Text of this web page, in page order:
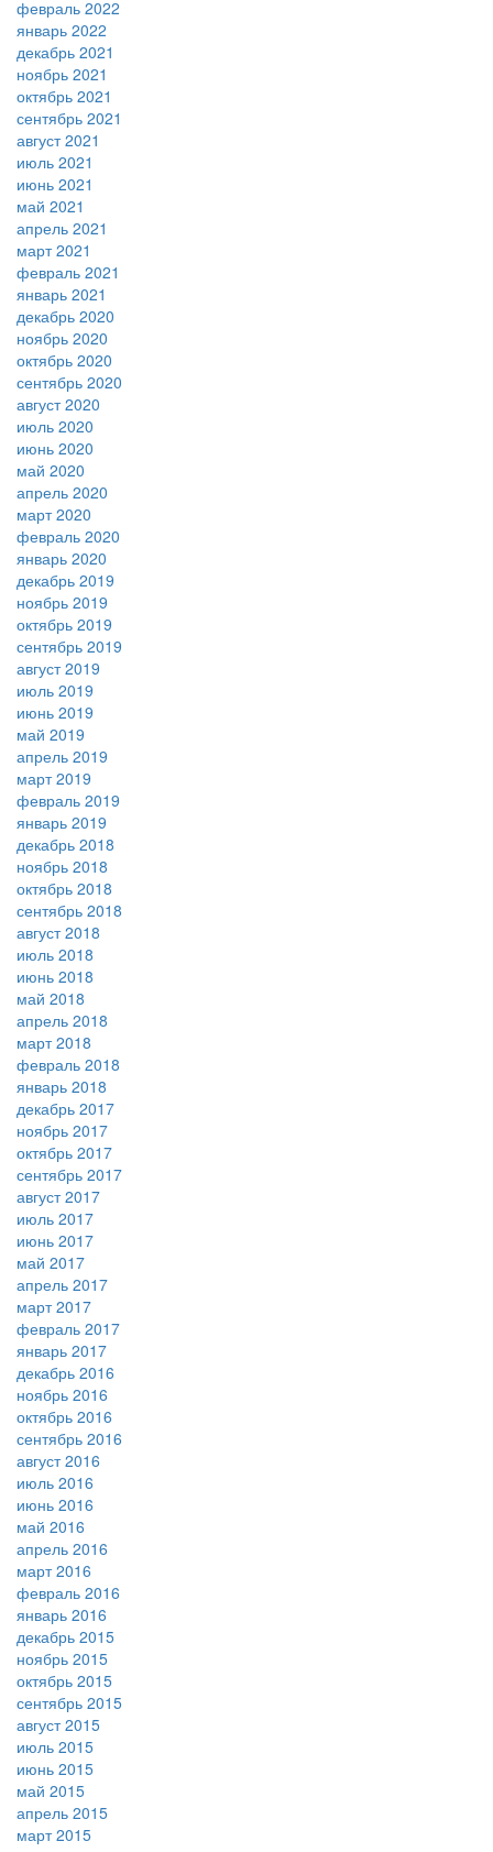
февраль 2022
январь 2022
декабрь 2021
ноябрь 2021
октябрь 2021
сентябрь 2021
август 2021
июль 2021
июнь 2021
май 2021
апрель 2021
март 2021
февраль 2021
январь 2021
декабрь 2020
ноябрь 2020
октябрь 2020
сентябрь 2020
август 2020
июль 2020
июнь 2020
май 2020
апрель 2020
март 2020
февраль 2020
январь 2020
декабрь 2019
ноябрь 2019
октябрь 2019
сентябрь 2019
август 2019
июль 2019
июнь 2019
май 2019
апрель 2019
март 2019
февраль 2019
январь 2019
декабрь 2018
ноябрь 2018
октябрь 2018
сентябрь 2018
август 2018
июль 2018
июнь 2018
май 2018
апрель 2018
март 2018
февраль 2018
январь 2018
декабрь 2017
ноябрь 2017
октябрь 2017
сентябрь 2017
август 2017
июль 2017
июнь 2017
май 2017
апрель 2017
март 2017
февраль 2017
январь 2017
декабрь 2016
ноябрь 2016
октябрь 2016
сентябрь 2016
август 2016
июль 2016
июнь 2016
май 2016
апрель 2016
март 2016
февраль 2016
январь 2016
декабрь 2015
ноябрь 2015
октябрь 2015
сентябрь 2015
август 2015
июль 2015
июнь 2015
май 2015
апрель 2015
март 2015